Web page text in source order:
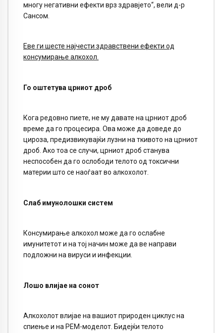
многу негативни ефекти врз здравјето“, вели д-р
Сансом.
Еве ги шесте најчести здравствени ефекти од
консумирање алкохол.
Го оштетува црниот дроб
Кога редовно пиете, не му давате на црниот дроб
време да го процесира. Ова може да доведе до
цироза, предизвикувајќи лузни на ткивото на црниот
дроб. Ако тоа се случи, црниот дроб станува
неспособен да го ослободи телото од токсични
материи што се наоѓаат во алкохолот.
Слаб имунолошки систем
Консумирање алкохол може да го ослабне
имунитетот и на тој начин може да ве направи
подложни на вируси и инфекции.
Лошо влијае на сонот
Алкохолот влијае на вашиот природен циклус на
спиење и на РЕМ-моделот. Бидејќи телото